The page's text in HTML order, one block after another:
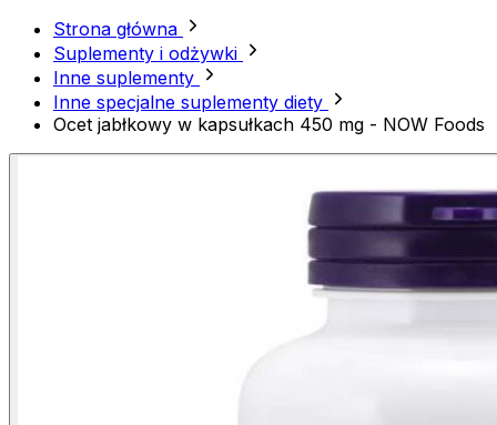
Strona główna
Suplementy i odżywki
Inne suplementy
Inne specjalne suplementy diety
Ocet jabłkowy w kapsułkach 450 mg - NOW Foods